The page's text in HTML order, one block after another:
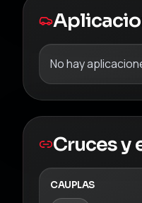
No hay
Cruces y
CAUPLAS